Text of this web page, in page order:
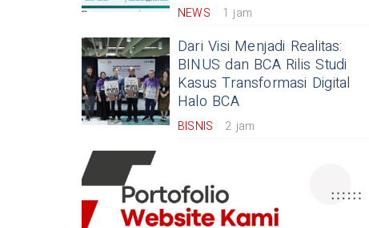
NEWS 1 jam
Dari Visi Menjadi Realitas:
BINUS dan BCA Rilis Studi
Kasus Transformasi Digital
Halo BCA
BISNIS 2 jam